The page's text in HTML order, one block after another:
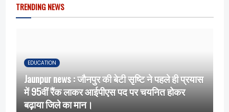
TRENDING NEWS
EDUCATION
Jaunpur news : जौनपुर की बेटी सृष्टि ने पहले ही प्रयास
में 95वीं रैंक लाकर आईपीएस पद पर चयनित होकर
बढ़ाया जिले का मान।